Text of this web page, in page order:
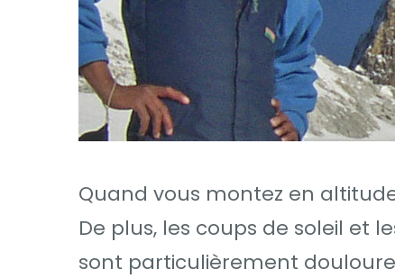
Quand vous montez en
De plus, les coups de soleil et
sont particulièrement